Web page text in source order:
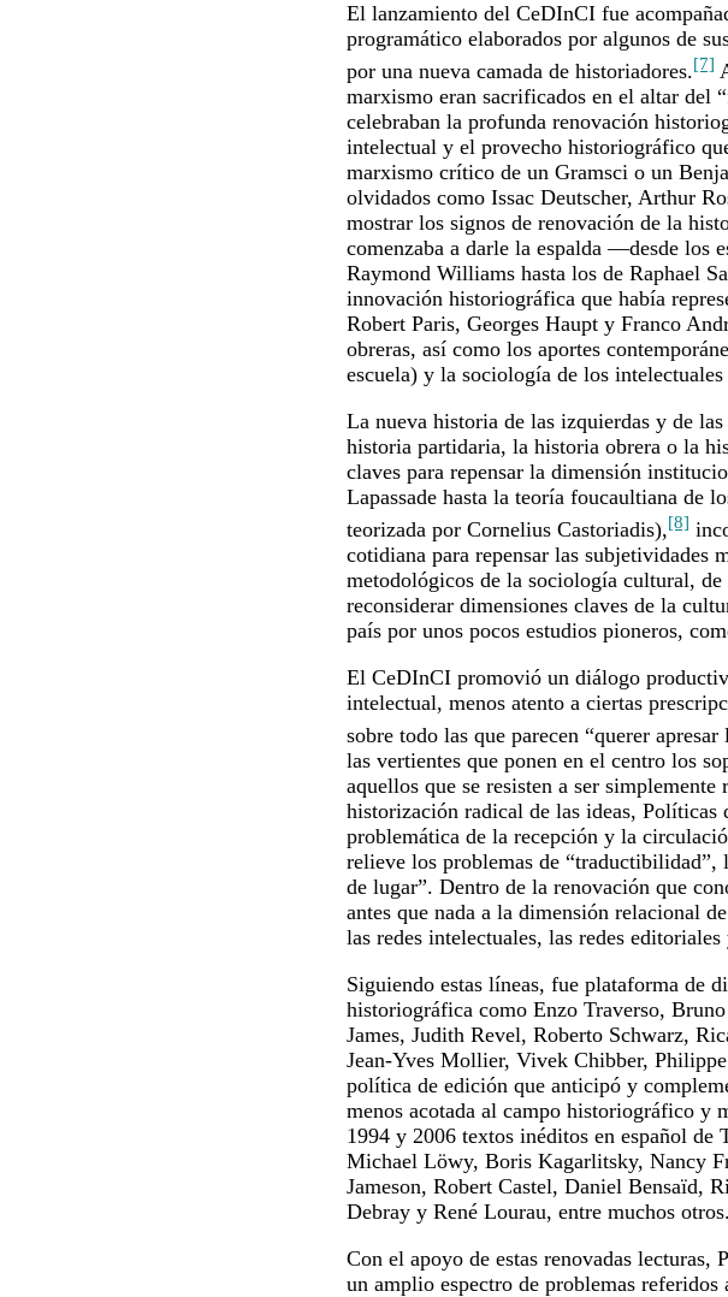
El lanzamiento del CeDInCI fue
programático elaborados por algunos de
por una nueva camada de historiadores.[7]
marxismo eran sacrificados en el altar del
celebraban la profunda renovación
intelectual y el provecho historiográfico
marxismo crítico de un Gramsci o un
olvidados como Issac Deutscher, Arthur
mostrar los signos de renovación de la
comenzaba a darle la espalda —desde los
Raymond Williams hasta los de Raphael
innovación historiográfica que había
Robert Paris, Georges Haupt y Franco
obreras, así como los aportes
escuela) y la sociología de los
La nueva historia de las izquierdas y de
historia partidaria, la historia obrera o la
claves para repensar la dimensión
Lapassade hasta la teoría foucaultiana de
teorizada por Cornelius Castoriadis),[8]
cotidiana para repensar las subjetividades
metodológicos de la sociología cultural,
reconsiderar dimensiones claves de la
país por unos pocos estudios pioneros,
El CeDInCI promovió un diálogo
intelectual, menos atento a ciertas
sobre todo las que parecen “querer
las vertientes que ponen en el centro los
aquellos que se resisten a ser
historización radical de las ideas, Políticas
problemática de la recepción y la
relieve los problemas de “traductibilidad”,
de lugar”. Dentro de la renovación que
antes que nada a la dimensión relacional
las redes intelectuales, las redes
Siguiendo estas líneas, fue plataforma de
historiográfica como Enzo Traverso,
James, Judith Revel, Roberto Schwarz,
Jean-Yves Mollier, Vivek Chibber,
política de edición que anticipó y
menos acotada al campo historiográfico y
1994 y 2006 textos inéditos en español
Michael Löwy, Boris Kagarlitsky, Nancy
Jameson, Robert Castel, Daniel Bensaïd,
Debray y René Lourau, entre muchos otros.
Con el apoyo de estas renovadas lecturas,
un amplio espectro de problemas